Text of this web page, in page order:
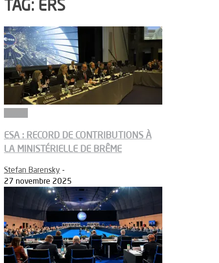
TAG: ERS
ESA : RECORD DE CONTRIBUTIONS À
LA MINISTÉRIELLE DE BRÊME
Stefan Barensky -
27 novembre 2025